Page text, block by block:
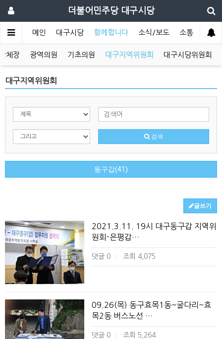
더불어민주당 대구시당
메인 대구시당 함께합니다 소식/보도 소통
체장 광역의원 기초의원 대구지역위원회 대구시당위원회
대구지역위원회
검색
동구갑(41)
글쓰기
2021.3.11. 19시 대구동구갑 지역위
원회-은평갑…
댓글 0 조회 4,075
09.26(목) 동구효목1동~굴다리~효
목2동 버스노선 …
댓글 0 조회 5,264